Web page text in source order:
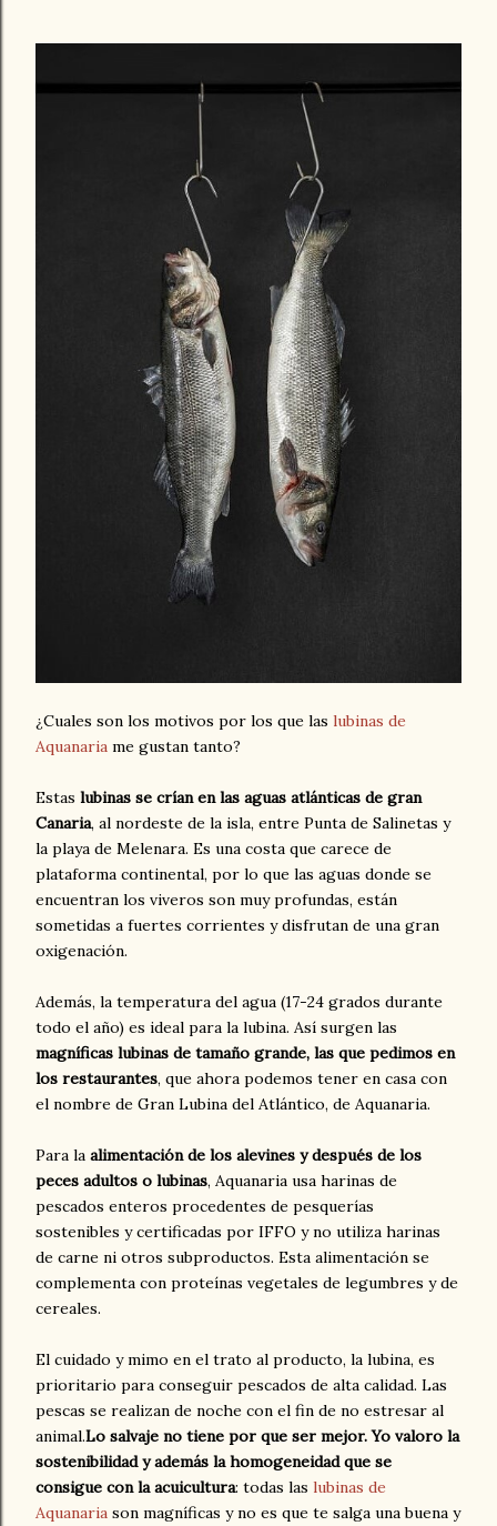
¿Cuales son los motivos por los que las lubinas de
Aquanaria me gustan tanto?
Estas lubinas se crían en las aguas atlánticas de gran
Canaria, al nordeste de la isla, entre Punta de Salinetas y
la playa de Melenara. Es una costa que carece de
plataforma continental, por lo que las aguas donde se
encuentran los viveros son muy profundas, están
sometidas a fuertes corrientes y disfrutan de una gran
oxigenación.
Además, la temperatura del agua (17-24 grados durante
todo el año) es ideal para la lubina. Así surgen las
magníficas lubinas de tamaño grande, las que pedimos en
los restaurantes, que ahora podemos tener en casa con
el nombre de Gran Lubina del Atlántico, de Aquanaria.
Para la alimentación de los alevines y después de los
peces adultos o lubinas, Aquanaria usa harinas de
pescados enteros procedentes de pesquerías
sostenibles y certificadas por IFFO y no utiliza harinas
de carne ni otros subproductos. Esta alimentación se
complementa con proteínas vegetales de legumbres y de
cereales.
El cuidado y mimo en el trato al producto, la lubina, es
prioritario para conseguir pescados de alta calidad. Las
pescas se realizan de noche con el fin de no estresar al
animal.Lo salvaje no tiene por que ser mejor. Yo valoro la
sostenibilidad y además la homogeneidad que se
consigue con la acuicultura: todas las lubinas de
Aquanaria son magníficas y no es que te salga una buena y